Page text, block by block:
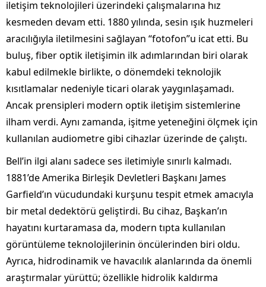
iletişim teknolojileri üzerindeki çalışmalarına hız
kesmeden devam etti. 1880 yılında, sesin ışık huzmeleri
aracılığıyla iletilmesini sağlayan “fotofon”u icat etti. Bu
buluş, fiber optik iletişimin ilk adımlarından biri olarak
kabul edilmekle birlikte, o dönemdeki teknolojik
kısıtlamalar nedeniyle ticari olarak yaygınlaşamadı.
Ancak prensipleri modern optik iletişim sistemlerine
ilham verdi. Aynı zamanda, işitme yeteneğini ölçmek için
kullanılan audiometre gibi cihazlar üzerinde de çalıştı.
Bell’in ilgi alanı sadece ses iletimiyle sınırlı kalmadı.
1881’de Amerika Birleşik Devletleri Başkanı James
Garfield’ın vücudundaki kurşunu tespit etmek amacıyla
bir metal dedektörü geliştirdi. Bu cihaz, Başkan’ın
hayatını kurtaramasa da, modern tıpta kullanılan
görüntüleme teknolojilerinin öncülerinden biri oldu.
Ayrıca, hidrodinamik ve havacılık alanlarında da önemli
araştırmalar yürüttü; özellikle hidrolik kaldırma